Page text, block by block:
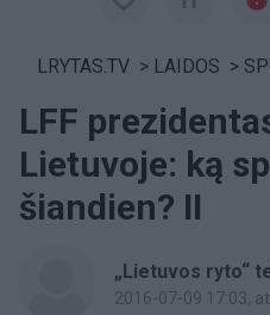
LRYTAS.TV > LAIDOS >
LFF
Lietuvoje: ką
šiandien? II
„Lietuvos ryto“
2016-07-09 17:03,